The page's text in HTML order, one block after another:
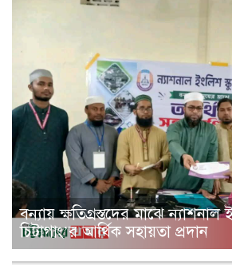
বন্যায় ক্ষতিগ্রস্তদের মাঝে ন্যাশনাল
চিটাগাং’র আর্থিক সহায়তা প্রদান